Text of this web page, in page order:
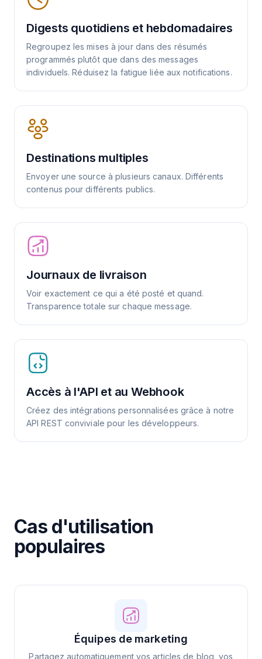
Digests quotidiens et hebdomadaires
Regroupez les mises à jour dans des résumés
programmés plutôt que dans des messages
individuels. Réduisez la fatigue liée aux notifications.
Destinations multiples
Envoyer une source à plusieurs canaux. Différents
contenus pour différents publics.
Journaux de livraison
Voir exactement ce qui a été posté et quand.
Transparence totale sur chaque message.
Accès à l'API et au Webhook
Créez des intégrations personnalisées grâce à notre
API REST conviviale pour les développeurs.
Cas d'utilisation
populaires
Équipes de marketing
Partagez automatiquement vos articles de blog, vos